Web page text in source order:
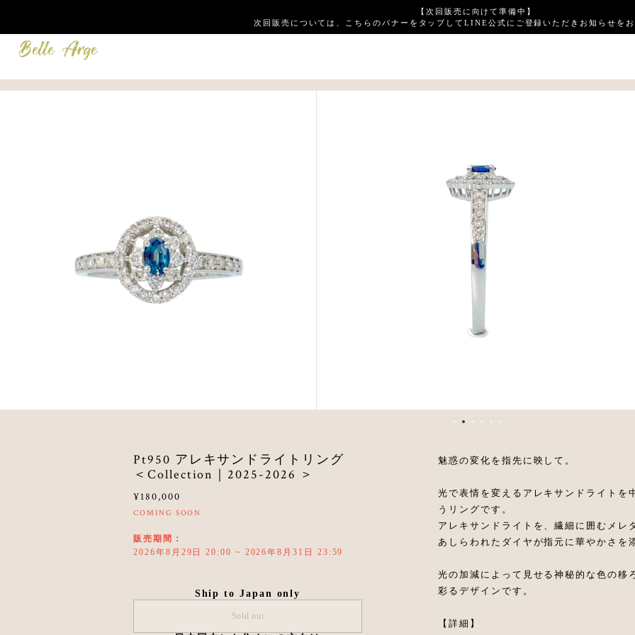
【次回販売に向けて準備中】
次回販売については、こちらのバナーをタップしてLINE公式にご登録いただきお知らせを
Pt950 アレキサンドライトリング
＜Collection｜2025-2026 ＞
¥180,000
COMING SOON
販売期間：
2026年8月29日 20:00 ~ 2026年8月31日 23:59
Ship to Japan only
Sold out
魅惑の変化を指先に映して。
光で表情を変えるアレキサンドライトを
うリングです。
アレキサンドライトを、繊細に囲むメレ
あしらわれたダイヤが指元に華やかさを
光の加減によって見せる神秘的な色の移
彩るデザインです。
【詳細】